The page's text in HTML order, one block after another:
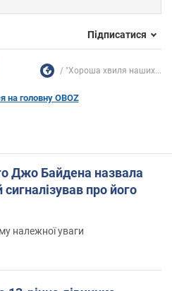
Підписатися
"Хороша хвиля наших...
на головну OBOZ
Джо Байдена назвала
про його
належної уваги